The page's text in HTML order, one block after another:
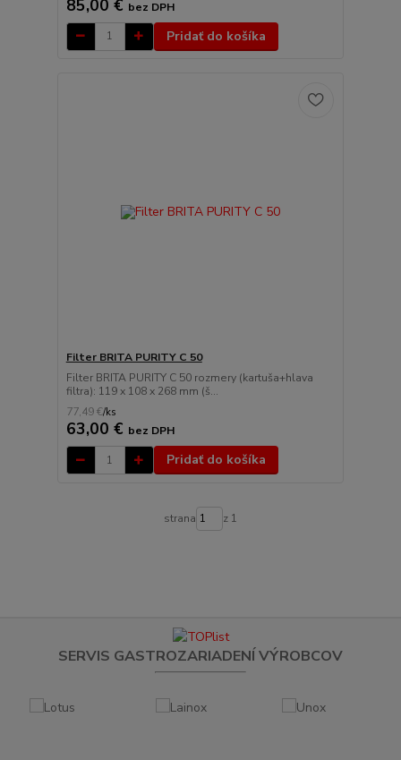
85,00 € bez DPH
Pridať do košíka
Filter BRITA PURITY C 50
Filter BRITA PURITY C 50 rozmery (kartuša+hlava
filtra): 119 x 108 x 268 mm (š...
77,49 €/ks
63,00 € bez DPH
Pridať do košíka
strana z 1
SERVIS GASTROZARIADENÍ VÝROBCOV